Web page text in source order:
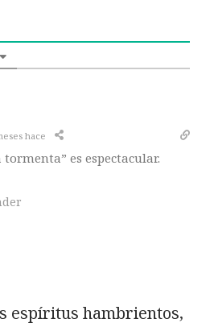
hace
es espectacular.
espíritus hambrientos,